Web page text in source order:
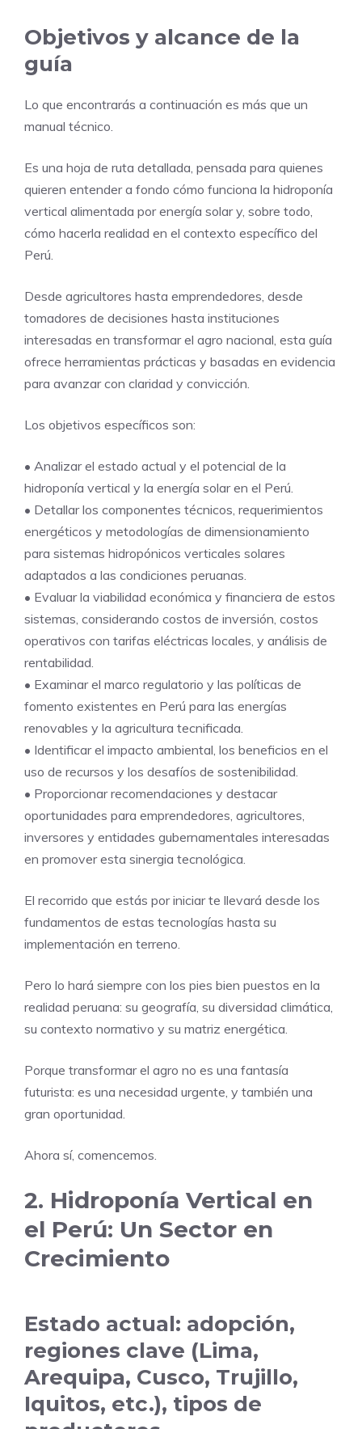
Objetivos y alcance de la
guía
Lo que encontrarás a continuación es más que un
manual técnico.
Es una hoja de ruta detallada, pensada para quienes
quieren entender a fondo cómo funciona la hidroponía
vertical alimentada por energía solar y, sobre todo,
cómo hacerla realidad en el contexto específico del
Perú.
Desde agricultores hasta emprendedores, desde
tomadores de decisiones hasta instituciones
interesadas en transformar el agro nacional, esta guía
ofrece herramientas prácticas y basadas en evidencia
para avanzar con claridad y convicción.
Los objetivos específicos son:
• Analizar el estado actual y el potencial de la
hidroponía vertical y la energía solar en el Perú.
• Detallar los componentes técnicos, requerimientos
energéticos y metodologías de dimensionamiento
para sistemas hidropónicos verticales solares
adaptados a las condiciones peruanas.
• Evaluar la viabilidad económica y financiera de estos
sistemas, considerando costos de inversión, costos
operativos con tarifas eléctricas locales, y análisis de
rentabilidad.
• Examinar el marco regulatorio y las políticas de
fomento existentes en Perú para las energías
renovables y la agricultura tecnificada.
• Identificar el impacto ambiental, los beneficios en el
uso de recursos y los desafíos de sostenibilidad.
• Proporcionar recomendaciones y destacar
oportunidades para emprendedores, agricultores,
inversores y entidades gubernamentales interesadas
en promover esta sinergia tecnológica.
El recorrido que estás por iniciar te llevará desde los
fundamentos de estas tecnologías hasta su
implementación en terreno.
Pero lo hará siempre con los pies bien puestos en la
realidad peruana: su geografía, su diversidad climática,
su contexto normativo y su matriz energética.
Porque transformar el agro no es una fantasía
futurista: es una necesidad urgente, y también una
gran oportunidad.
Ahora sí, comencemos.
2. Hidroponía Vertical en
el Perú: Un Sector en
Crecimiento
Estado actual: adopción,
regiones clave (Lima,
Arequipa, Cusco, Trujillo,
Iquitos, etc.), tipos de